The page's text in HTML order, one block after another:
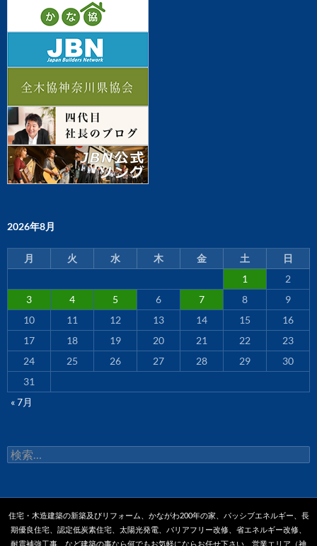
2026年8月
月 火 水 木 金 土
日
1
2
3
4 5 6 7 8
9
10
11 12 13 14 15
16
17
18 19 20 21 22
23
24
25 26 27 28 29
30
31
« 7月
検
索:
住宅・木造建築の新築及びリフォーム、かながわ200年の家、パッシブエネルギー、長
期優良住宅、認定低炭素住宅、太陽光発電、バリアフリー改修、省エネルギー改修、
耐震補強工事、など建築の事なら何でもお気軽にならお任せ下さい。営業エリア（神